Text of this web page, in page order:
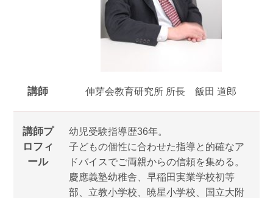
講師 伸芽会教育研究所 所長 飯田 道郎
講師プ
ロフィ
ール
幼児受験指導歴36年。
子どもの個性に合わせた指導と的確なア
ドバイスでご両親からの信頼を集める。
慶應義塾幼稚舎、早稲田実業学校初等
部、立教小学校、暁星小学校、国立大附